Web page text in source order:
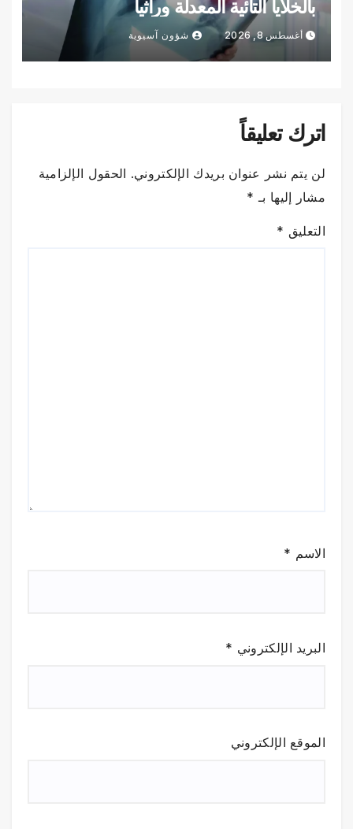
بالخلايا التائية المعدلة وراثياً
أغسطس 8, 2026 شؤون آسيوية
اترك تعليقاً
لن يتم نشر عنوان بريدك الإلكتروني. الحقول الإلزامية
مشار إليها بـ *
التعليق *
الاسم *
البريد الإلكتروني *
الموقع الإلكتروني